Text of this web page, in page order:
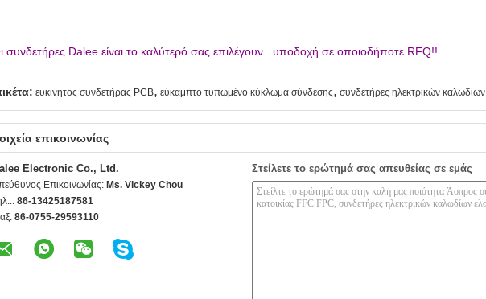
συνδετήρες Dalee είναι το καλύτερό σας επιλέγουν. υποδοχή σε οποιοδήποτε RFQ!!
ευκίνητος συνδετήρας PCB, εύκαμπτο τυπωμένο κύκλωμα σύνδεσης, συνδετήρες ηλεκτρικών καλωδίων
επικοινωνίας
Electronic Co., Ltd.
Επικοινωνίας: Ms. Vickey Chou
86-13425187581
86-0755-29593110
Στείλετε το ερώτημά σας απευθείας σε εμάς